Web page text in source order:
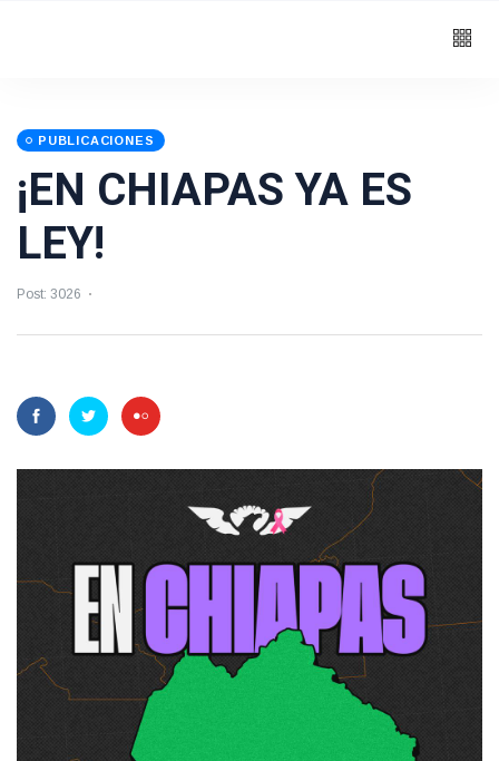
PUBLICACIONES
¡EN CHIAPAS YA ES
LEY!
Post: 3026